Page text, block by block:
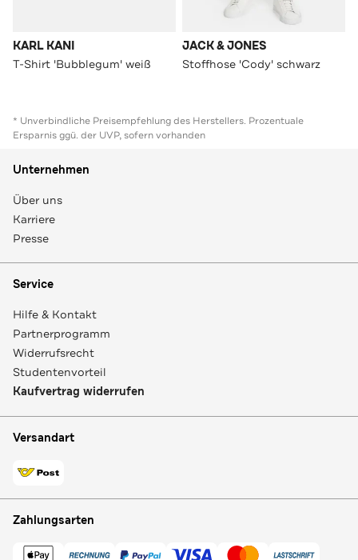
KARL KANI
T-Shirt 'Bubblegum' weiß
JACK & JONES
Stoffhose 'Cody' schwarz
* Unverbindliche Preisempfehlung des Herstellers. Prozentuale
Ersparnis ggü. der UVP, sofern vorhanden
Unternehmen
Über uns
Karriere
Presse
Service
Hilfe & Kontakt
Partnerprogramm
Widerrufsrecht
Studentenvorteil
Kaufvertrag widerrufen
Versandart
Zahlungsarten